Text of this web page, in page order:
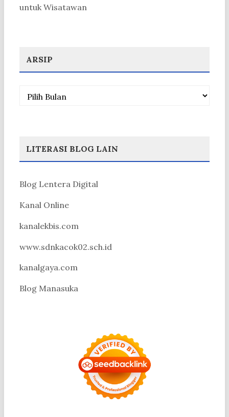
untuk Wisatawan
ARSIP
Arsip
LITERASI BLOG LAIN
Blog Lentera Digital
Kanal Online
kanalekbis.com
www.sdnkacok02.sch.id
kanalgaya.com
Blog Manasuka